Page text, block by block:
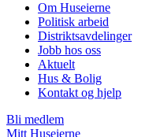
Om Huseierne
Politisk arbeid
Distriktsavdelinger
Jobb hos oss
Aktuelt
Hus & Bolig
Kontakt og hjelp
Bli medlem
Mitt Huseierne